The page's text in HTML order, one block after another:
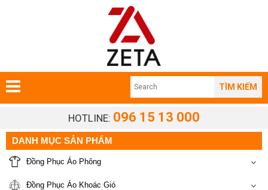
TÌM KIẾM
HOTLINE: 096 15 13 000
DANH MỤC SẢN PHẨM
Đồng Phục Áo Phông
Đồng Phục Áo Khoác Gió